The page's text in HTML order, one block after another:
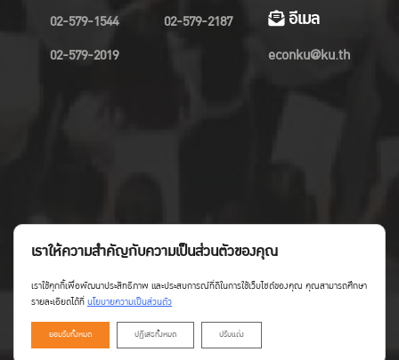
02-579-1544
02-579-2019
02-579-2187
อีเมล
econku@ku.th
Copyright©Faculty of Economics KU
เราให้ความสำคัญกับความเป็นส่วนตัวของคุณ
เราใช้คุกกี้เพื่อพัฒนาประสิทธิภาพ และประสบการณ์ที่ดีในการใช้เว็บไซต์ของคุณ คุณสามารถศึกษา
รายละเอียดได้ที่นโยบายความเป็นส่วนตัว
ยอมรับทั้งหมด ปฏิเสธทั้งหมด ปรับแต่ง